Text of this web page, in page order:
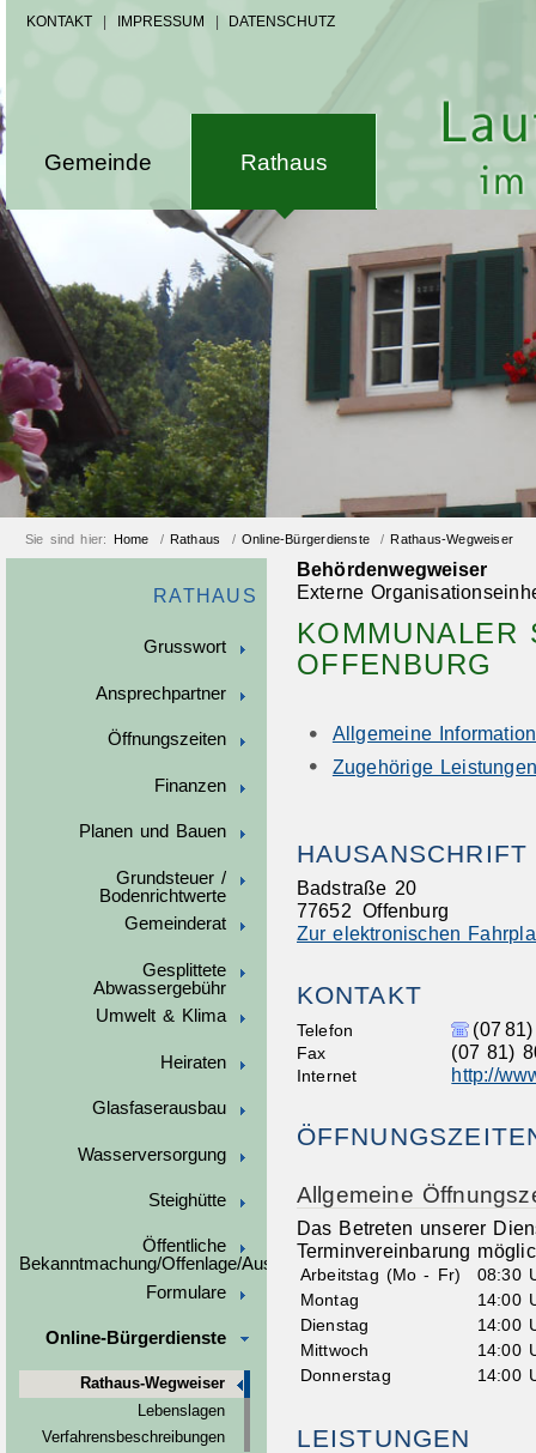
KONTAKT IMPRESSUM DATENSCHUTZ
Gemeinde Rathaus
Sie sind hier: Home / Rathaus / Online-Bürgerdienste / Rathaus-Wegweiser
RATHAUS
Grusswort
Ansprechpartner
Öffnungszeiten
Finanzen
Planen und Bauen
Grundsteuer /
Bodenrichtwerte
Gemeinderat
Gesplittete
Abwassergebühr
Umwelt & Klima
Heiraten
Glasfaserausbau
Wasserversorgung
Steighütte
Öffentliche
Bekanntmachung/Offenlage/Ausschreibungen
Formulare
Online-Bürgerdienste
Rathaus-Wegweiser
Lebenslagen
Verfahrensbeschreibungen
Behördenwegweiser
Externe
OFFENBURG
Allgemeine
Zugehörige
HAUSANSCHRIFT
Badstraße 20
77652 Offenburg
Zur elektronischen
KONTAKT
Telefon (07
Fax (07 81)
Internet http://
Allgemeine
Das Betreten unserer
Terminvereinbarung
Arbeitstag (Mo - Fr)
08:30
Montag
14:00
Dienstag
14:00
Mittwoch
14:00
Donnerstag
14:00
LEISTUNGEN